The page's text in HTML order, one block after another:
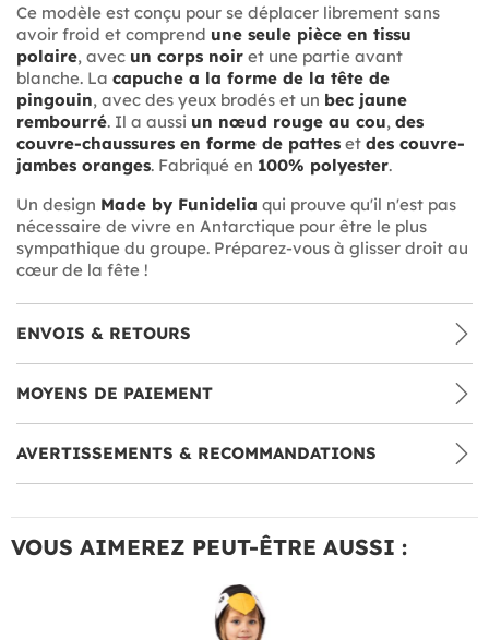
Ce modèle est conçu pour se déplacer librement sans
avoir froid et comprend une seule pièce en tissu
polaire, avec un corps noir et une partie avant
blanche. La capuche a la forme de la tête de
pingouin, avec des yeux brodés et un bec jaune
rembourré. Il a aussi un nœud rouge au cou, des
couvre-chaussures en forme de pattes et des couvre-
jambes oranges. Fabriqué en 100% polyester.
Un design Made by Funidelia qui prouve qu'il n'est pas
nécessaire de vivre en Antarctique pour être le plus
sympathique du groupe. Préparez-vous à glisser droit au
cœur de la fête !
ENVOIS & RETOURS
MOYENS DE PAIEMENT
AVERTISSEMENTS & RECOMMANDATIONS
VOUS AIMEREZ PEUT-ÊTRE AUSSI :